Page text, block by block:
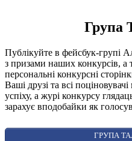
Група
Публікуйте в фейсбук-групі
з призами наших конкурсів, а
персональні конкурсні
Ваші друзі та всі
успіху, а журі конкурсу
зарахує вподобайки як
ГРУПА